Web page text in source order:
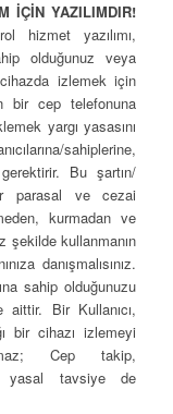
İÇİN YAZILIMDIR!
hizmet yazılımı,
olduğunuz veya
izlemek için
bir cep telefonuna
yargı yasasını
sahiplerine,
Bu şartın/
parasal ve cezai
kurmadan ve
şekilde kullanmanın
danışmalısınız.
sahip olduğunuzu
Bir Kullanıcı,
bir cihazı izlemeyi
Cep takip,
yasal tavsiye de